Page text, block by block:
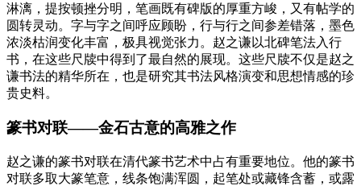
淋漓，提按顿挫分明，笔画既有碑版的厚重方峻，又有帖学的
圆转灵动。字与字之间呼应顾盼，行与行之间参差错落，墨色
浓淡枯润变化丰富，极具视觉张力。赵之谦以北碑笔法入行
书，在这些尺牍中得到了最自然的展现。这些尺牍不仅是赵之
谦书法的精华所在，也是研究其书法风格演变和思想情感的珍
贵史料。
篆书对联——金石古意的高雅之作
赵之谦的篆书对联在清代篆书艺术中占有重要地位。他的篆书
对联多取大篆笔意，线条饱满浑圆，起笔处或藏锋含蓄，或露